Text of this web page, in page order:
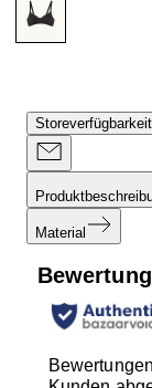
Material